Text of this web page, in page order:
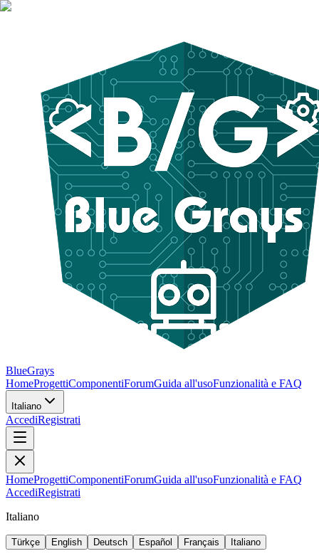
BlueGrays
HomeProgettiComponentiForumGuida all'usoFunzionalità e FAQ
Italiano
AccediRegistrati
HomeProgettiComponentiForumGuida all'usoFunzionalità e FAQ
AccediRegistrati
Italiano
Türkçe English Deutsch Español Français Italiano